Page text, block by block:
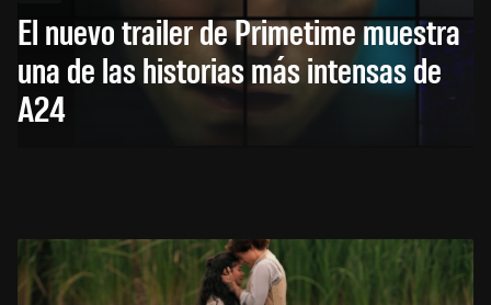
El nuevo trailer de Primetime muestra
una de las historias más intensas de
A24